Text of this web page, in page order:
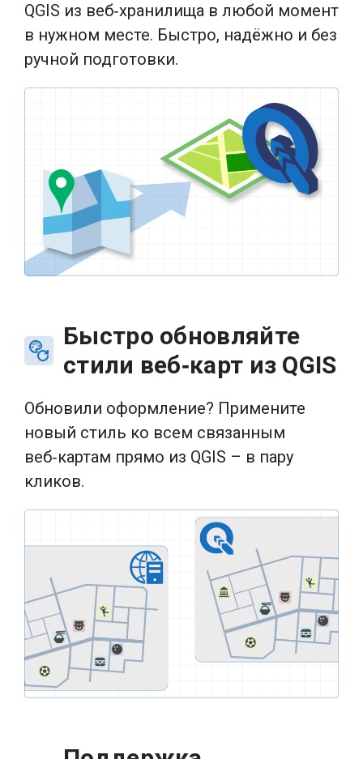
QGIS из веб‑хранилища в любой момент
в нужном месте. Быстро, надёжно и без
ручной подготовки.
Быстро обновляйте
стили веб‑карт из QGIS
Обновили оформление? Примените
новый стиль ко всем связанным
веб‑картам прямо из QGIS – в пару
кликов.